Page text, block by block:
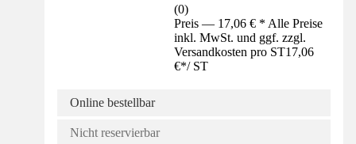
(0)
Preis — 17,06 € * Alle Preise
inkl. MwSt. und ggf. zzgl.
Versandkosten pro ST17,06
€*/ ST
Online bestellbar
Nicht reservierbar